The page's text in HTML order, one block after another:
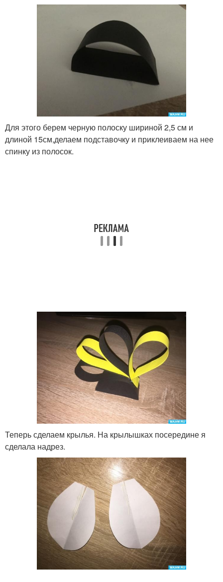
Для этого берем черную полоску шириной 2,5 см и
длиной 15см,делаем подставочку и приклеиваем на нее
спинку из полосок.
Теперь сделаем крылья. На крылышках посередине я
сделала надрез.